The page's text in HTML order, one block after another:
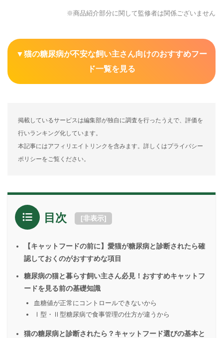
※商品紹介部分に関して監修者は関係ございません
▼猫の糖尿病が不安な飼い主さん向けのおすすめフー
ド一覧を見る
掲載しているサービスは編集部が独自に調査を行ったうえで、評価を
行いランキング化しています。
本記事にはアフィリエイトリンクを含みます。詳しくはプライバシー
ポリシーをご覧ください。
目次 [非表示]
【キャットフードの前に】愛猫が糖尿病と診断されたら確
認しておくのがおすすめな項目
糖尿病の猫と暮らす飼い主さん必見！おすすめキャットフ
ードを見る前の基礎知識
血糖値が正常にコントロールできないから
Ⅰ型・Ⅱ型糖尿病で食事管理の仕方が違うから
猫の糖尿病と診断されたら？キャットフード選びの基本と